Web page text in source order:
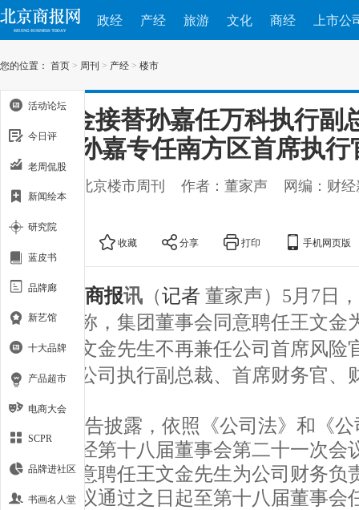
政经 产经 旅游 文化 商经 上市公
您的位置： 首页 > 周刊 > 产经 > 楼市
王文金接替孙嘉任万科执行副
务官 孙嘉专任南方区首席执行
出处：新北京楼市周刊 作者：董家声
网编：财
07
收藏 分享 打印 手机网页版
北京商报讯 （记者 董家声）5月7日
免公告称，集团董事会同意聘任王文金
人，王文金先生不再兼任公司首席风险
再兼任公司执行副总裁、首席财务官、
据公告披露，依照《公司法》和《
规定，经第十八届董事会第二十一次会
事会同意聘任王文金先生为公司财务负
事会审议通过之日起至第十八届董事会
活动论坛
今日评
老周侃股
新闻绘本
研究院
蓝皮书
品牌廊
新艺馆
十大品牌
产品超市
电商大会
SCPR
品牌进社区
书画名人堂